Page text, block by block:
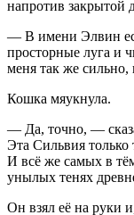
напротив закрытой
— В имени Элвин
просторные луга и
меня так же сильно,
Кошка мяукнула.
— Да, точно, —
Эта Сильвия
И всё же самых в
унылых тенях
Он взял её на руки